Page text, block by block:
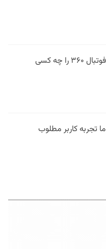
فیلتر در وقت اضافه؛ فوتبال ۳۶۰ را چه کسی
تجربه کاربر مطلوب